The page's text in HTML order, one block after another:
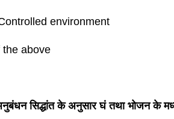
Controlled environment
the above
सिद्धांत के अनुसार घं तथा भोजन के